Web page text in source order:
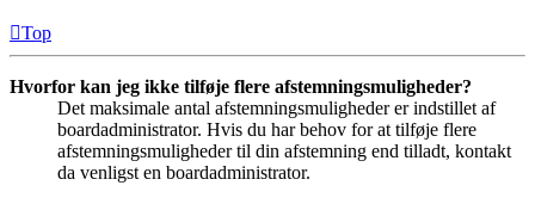
Top
Hvorfor kan jeg ikke tilføje flere afstemningsmuligheder?
Det maksimale antal afstemningsmuligheder er indstillet af
boardadministrator. Hvis du har behov for at tilføje flere
afstemningsmuligheder til din afstemning end tilladt, kontakt
da venligst en boardadministrator.